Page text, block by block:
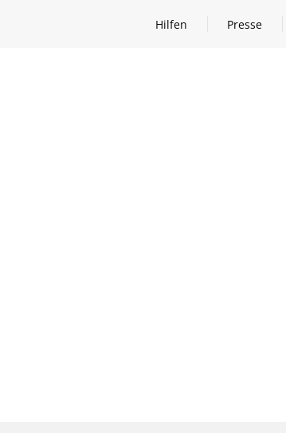
Hilfen
Hilfen öffnen Presse